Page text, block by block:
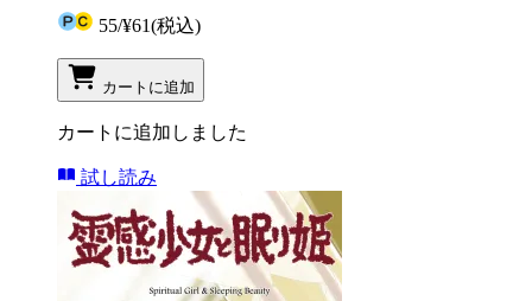
55/¥61(税込)
カートに追加
カートに追加しました
試し読み